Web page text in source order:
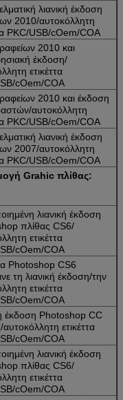
λιανική έκδοση
2010/αυτοκόλλητη
PKC/USB/cOem/COA
2010 και
έκδοση/
ετικέττα
cOem/COA
2010 και έκδοση
αυτοκόλλητη
PKC/USB/cOem/COA
λιανική έκδοση
2007/αυτοκόλλητη
PKC/USB/cOem/COA
Grahic πλίθας:
λιανική έκδοση
πλίθας CS6/
ετικέττα
cOem/COA
Photoshop CS6
τη λιανική έκδοση/την
ετικέττα
cOem/COA
έκδοση Photoshop CC
ετικέττα
cOem/COA
λιανική έκδοση
πλίθας CS6/
ετικέττα
cOem/COA